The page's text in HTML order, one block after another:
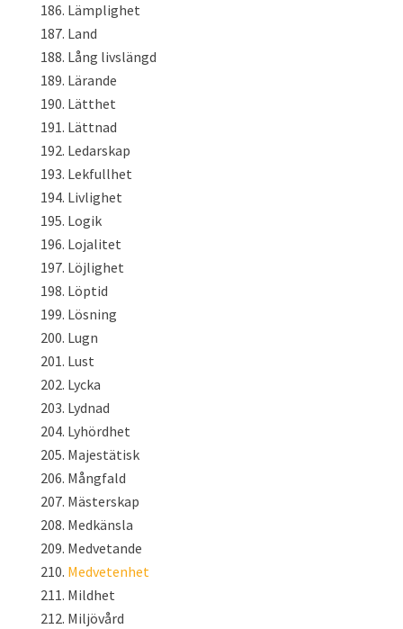
Lämplighet
Land
Lång livslängd
Lärande
Lätthet
Lättnad
Ledarskap
Lekfullhet
Livlighet
Logik
Lojalitet
Löjlighet
Löptid
Lösning
Lugn
Lust
Lycka
Lydnad
Lyhördhet
Majestätisk
Mångfald
Mästerskap
Medkänsla
Medvetande
Medvetenhet
Mildhet
Miljövård